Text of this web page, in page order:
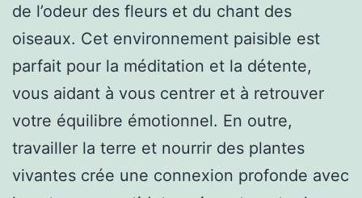
de l’odeur des fleurs et du chant des
oiseaux. Cet environnement paisible est
parfait pour la méditation et la détente,
vous aidant à vous centrer et à retrouver
votre équilibre émotionnel. En outre,
travailler la terre et nourrir des plantes
vivantes crée une connexion profonde avec